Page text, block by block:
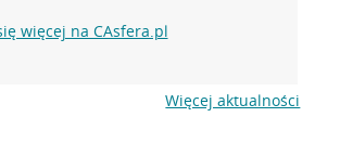
więcej na CAsfera.pl
Więcej aktualności